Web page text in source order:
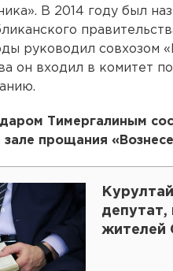
В 2014 году был
руководил совхозом
он входил в комитет
Тимергалиным
прощания
депутат,
жителей